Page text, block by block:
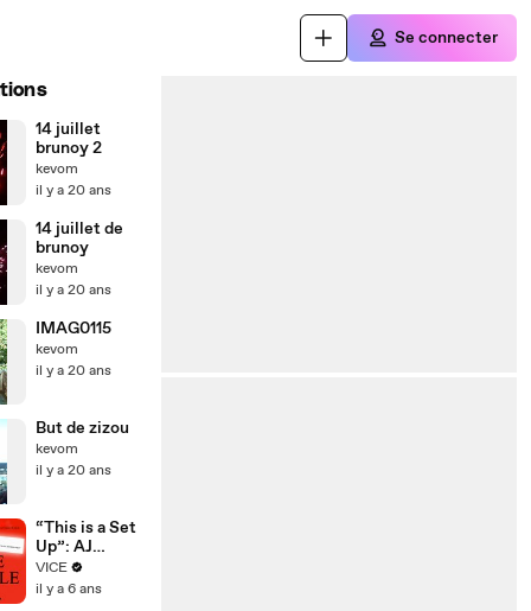
Se connecter
14 juillet
brunoy 2
kevom
il y a 20 ans
14 juillet de
brunoy
kevom
il y a 20 ans
IMAG0115
kevom
il y a 20 ans
But de zizou
kevom
il y a 20 ans
“This is a Set
Up”: AJ
Tracey x Aitch
Respond to
VICE
il y a 6 ans